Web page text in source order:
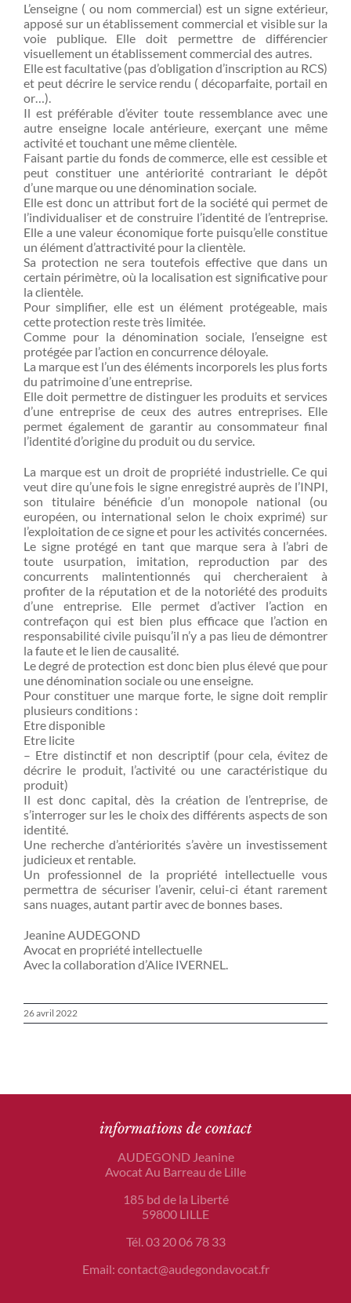
L’enseigne ( ou nom commercial) est un signe extérieur,
apposé sur un établissement commercial et visible sur la
voie publique. Elle doit permettre de différencier
visuellement un établissement commercial des autres.
Elle est facultative (pas d’obligation d’inscription au RCS)
et peut décrire le service rendu ( décoparfaite, portail en
or…).
Il est préférable d’éviter toute ressemblance avec une
autre enseigne locale antérieure, exerçant une même
activité et touchant une même clientèle.
Faisant partie du fonds de commerce, elle est cessible et
peut constituer une antériorité contrariant le dépôt
d’une marque ou une dénomination sociale.
Elle est donc un attribut fort de la société qui permet de
l’individualiser et de construire l’identité de l’entreprise.
Elle a une valeur économique forte puisqu’elle constitue
un élément d’attractivité pour la clientèle.
Sa protection ne sera toutefois effective que dans un
certain périmètre, où la localisation est significative pour
la clientèle.
Pour simplifier, elle est un élément protégeable, mais
cette protection reste très limitée.
Comme pour la dénomination sociale, l’enseigne est
protégée par l’action en concurrence déloyale.
La marque est l’un des éléments incorporels les plus forts
du patrimoine d’une entreprise.
Elle doit permettre de distinguer les produits et services
d’une entreprise de ceux des autres entreprises. Elle
permet également de garantir au consommateur final
l’identité d’origine du produit ou du service.
La marque est un droit de propriété industrielle. Ce qui
veut dire qu’une fois le signe enregistré auprès de l’INPI,
son titulaire bénéficie d’un monopole national (ou
européen, ou international selon le choix exprimé) sur
l’exploitation de ce signe et pour les activités concernées.
Le signe protégé en tant que marque sera à l’abri de
toute usurpation, imitation, reproduction par des
concurrents malintentionnés qui chercheraient à
profiter de la réputation et de la notoriété des produits
d’une entreprise. Elle permet d’activer l’action en
contrefaçon qui est bien plus efficace que l’action en
responsabilité civile puisqu’il n’y a pas lieu de démontrer
la faute et le lien de causalité.
Le degré de protection est donc bien plus élevé que pour
une dénomination sociale ou une enseigne.
Pour constituer une marque forte, le signe doit remplir
plusieurs conditions :
Etre disponible
Etre licite
– Etre distinctif et non descriptif (pour cela, évitez de
décrire le produit, l’activité ou une caractéristique du
produit)
Il est donc capital, dès la création de l’entreprise, de
s’interroger sur les le choix des différents aspects de son
identité.
Une recherche d’antériorités s’avère un investissement
judicieux et rentable.
Un professionnel de la propriété intellectuelle vous
permettra de sécuriser l’avenir, celui-ci étant rarement
sans nuages, autant partir avec de bonnes bases.
Jeanine AUDEGOND
Avocat en propriété intellectuelle
Avec la collaboration d’Alice IVERNEL.
26 avril 2022
informations de contact
AUDEGOND Jeanine
Avocat Au Barreau de Lille
185 bd de la Liberté
59800 LILLE
Tél. 03 20 06 78 33
Email: contact@audegondavocat.fr